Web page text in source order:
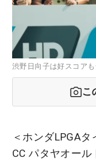
渋野日向子は好スコア
こ
＜ホンダLPGA
CC パタヤオー